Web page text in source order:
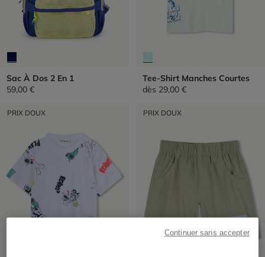
Sac À Dos 2 En 1
59,00 €
Tee-Shirt Manches Courtes
dès 29,00 €
PRIX DOUX PRIX DOUX
Continuer sans accepter